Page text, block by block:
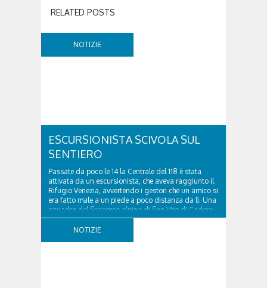
RELATED POSTS
NOTIZIE
ESCURSIONISTA SCIVOLA SUL
SENTIERO
Passate da poco le 14 la Centrale del 118 è stata
attivata da un escursionista, che aveva raggiunto il
Rifugio Venezia, avvertendo i gestori che un amico si
era fatto male a un piede a poco distanza da lì. Una
squadra del Soccorso alpino di San Vito di Cadore
ha quindi raggiunto l'infortunato...
NOTIZIE